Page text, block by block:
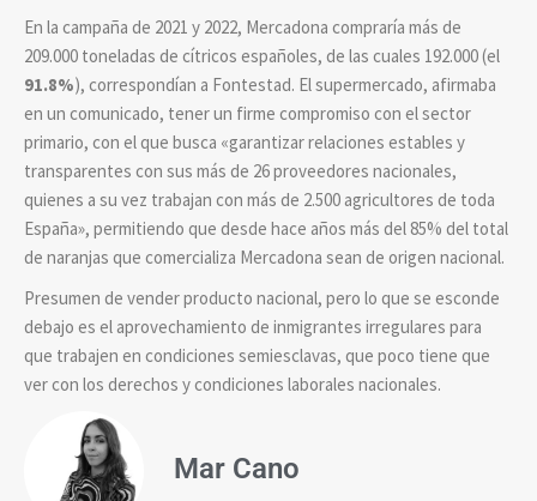
En la campaña de 2021 y 2022, Mercadona compraría más de
209.000 toneladas de cítricos españoles, de las cuales 192.000 (el
91.8%), correspondían a Fontestad. El supermercado, afirmaba
en un comunicado, tener un firme compromiso con el sector
primario, con el que busca «garantizar relaciones estables y
transparentes con sus más de 26 proveedores nacionales,
quienes a su vez trabajan con más de 2.500 agricultores de toda
España», permitiendo que desde hace años más del 85% del total
de naranjas que comercializa Mercadona sean de origen nacional.
Presumen de vender producto nacional, pero lo que se esconde
debajo es el aprovechamiento de inmigrantes irregulares para
que trabajen en condiciones semiesclavas, que poco tiene que
ver con los derechos y condiciones laborales nacionales.
Mar Cano